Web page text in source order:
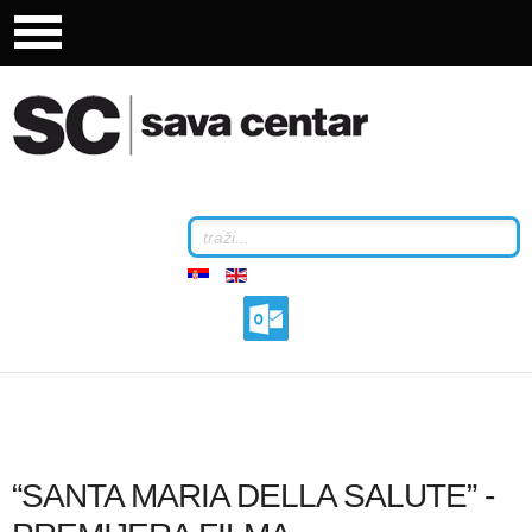
“SANTA MARIA DELLA SALUTE” -